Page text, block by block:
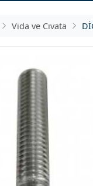
Vida ve Cıvata